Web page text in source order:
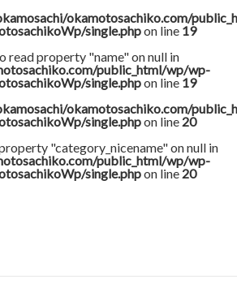
okamotosachiko.com/
single.phpon line 19
read property "name" on null in
public_html/wp/wp-
single.phpon line 19
okamotosachiko.com/
single.phpon line 20
"category_nicename" on null in
public_html/wp/wp-
single.phpon line 20